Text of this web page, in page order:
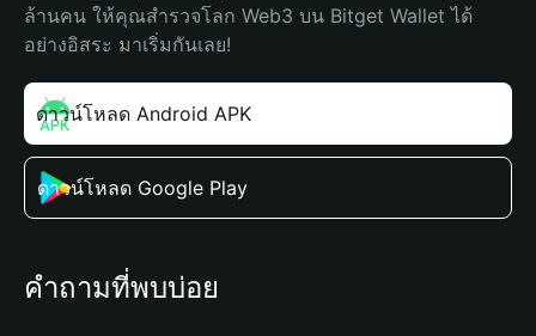
ล้านคน ให้คุณสำรวจโลก Web3 บน Bitget Wallet ได้
อย่างอิสระ มาเริ่มกันเลย!
ดาวน์โหลด Android APK
ดาวน์โหลด Google Play
คำถามที่พบบ่อย